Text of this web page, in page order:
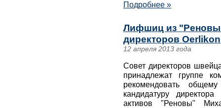
Подробнее »
Лифшиц из
директоров Oerlikon
12 апреля 2013 года
Совет директоров
принадлежат группе
рекомендовать
кандидатуру
активов "Реновы"